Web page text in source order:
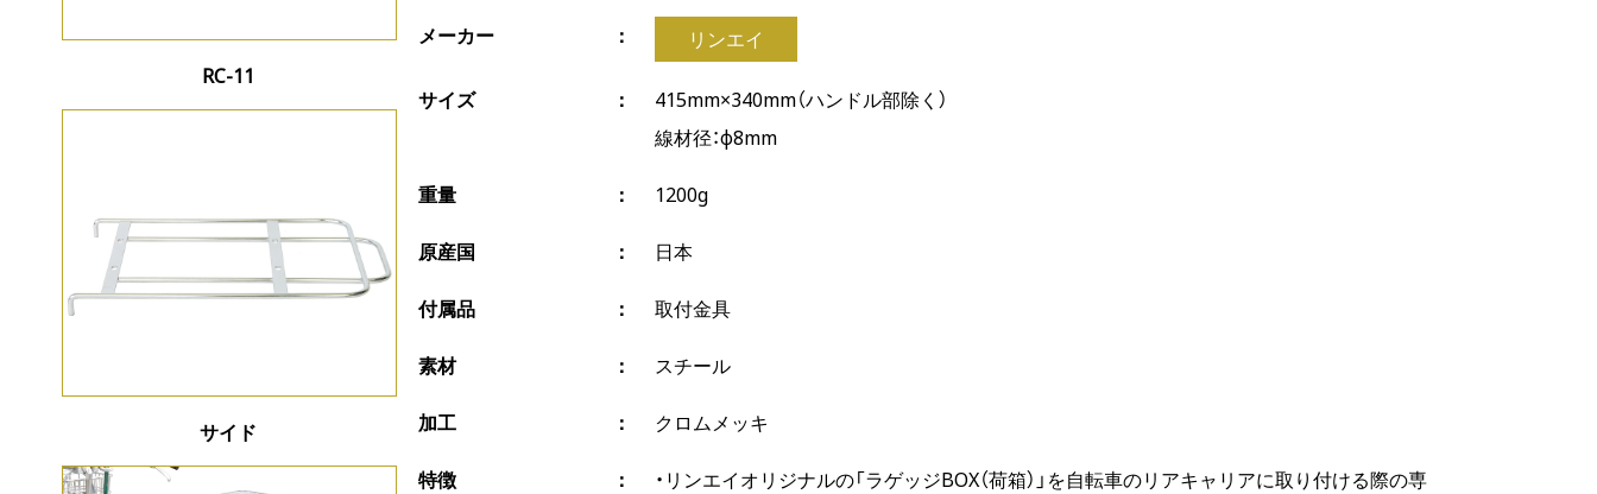
RC-11
サイド
メーカー リンエイ
サイズ
415mm×340mm（ハンドル部除く）
線材径：φ8mm
重量 1200g
原産国 日本
付属品 取付金具
素材 スチール
加工 クロムメッキ
特徴
・リンエイオリジナルの「ラゲッジBOX（荷箱）」を自転車のリアキャリアに取り付ける際の専